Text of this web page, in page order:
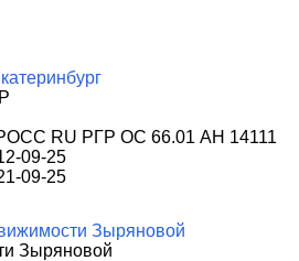
RU РГР ОС 66.01 АН 14111
09-25
09-25
Зыряновой